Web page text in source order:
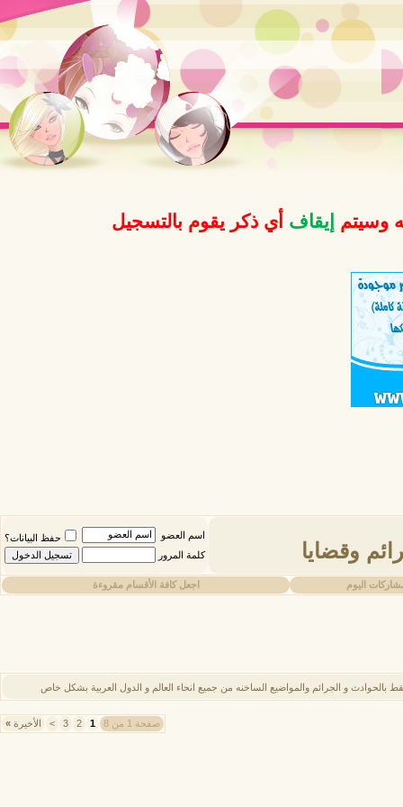
وسيتم إيقاف أي ذكر يقوم بالتسجيل
وقضايا
اسم العضو
حفظ البيانات؟
كلمة المرور
اليوم اجعل كافة الأقسام مقروءة
و الجرائم والمواضيع الساخنه من جميع انحاء العالم و الدول العربية بشكل خاص
صفحة 1 من 8 1
2
3
> الأخيرة »